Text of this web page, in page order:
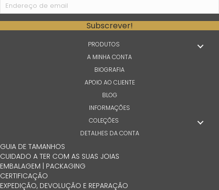
Subscrever!
PRODUTOS
A MINHA CONTA
BIOGRAFIA
APOIO AO CLIENTE
BLOG
INFORMAÇÕES
COLEÇÕES
DETALHES DA CONTA
GUIA DE TAMANHOS
CUIDADO A TER COM AS SUAS JOIAS
EMBALAGEM | PACKAGING
CERTIFICAÇÃO
EXPEDIÇÃO, DEVOLUÇÃO E REPARAÇÃO